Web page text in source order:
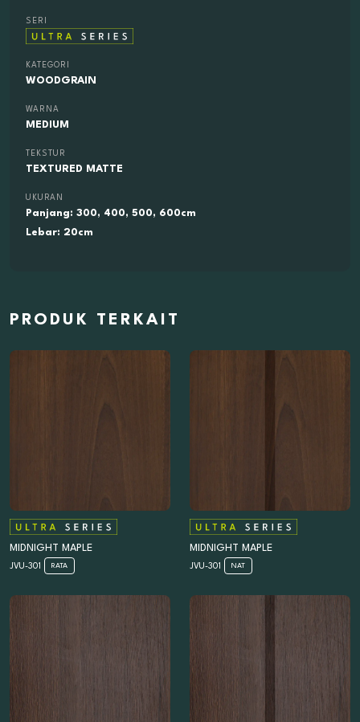
SERI
KATEGORI
WOODGRAIN
WARNA
MEDIUM
TEKSTUR
TEXTURED MATTE
UKURAN
Panjang: 300, 400, 500, 600cm
Lebar: 20cm
PRODUK TERKAIT
MIDNIGHT MAPLE
JVU-301 RATA
MIDNIGHT MAPLE
JVU-301 NAT